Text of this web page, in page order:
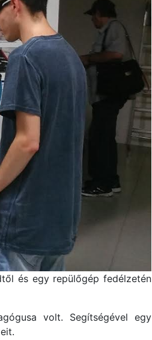
és egy repülőgép fedélzetén
volt. Segítségével egy